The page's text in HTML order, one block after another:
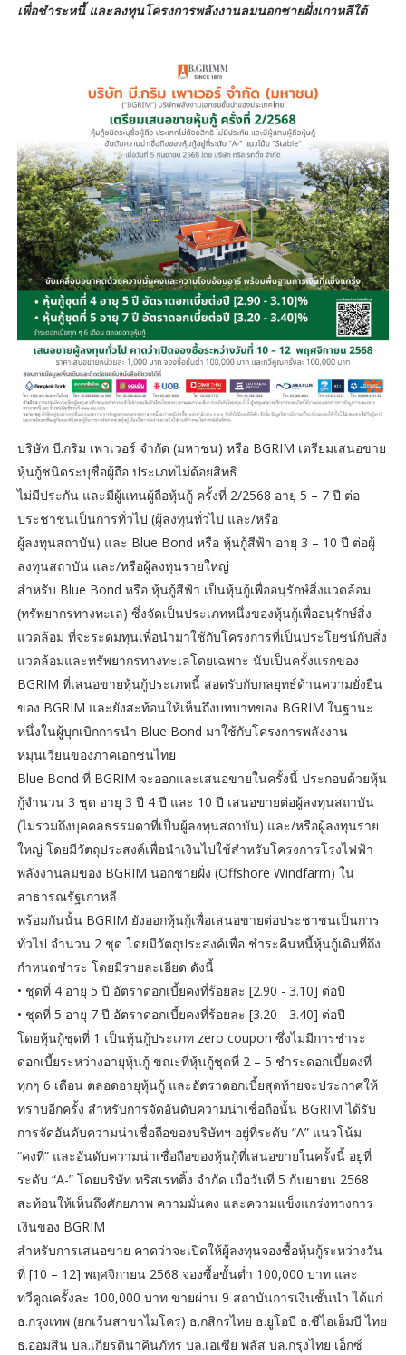
เพื่อชำระหนี้ และลงทุนโครงการพลังงานลมนอกชายฝั่งเกาหลีใต้
บริษัท บี.กริม เพาเวอร์ จำกัด (มหาชน) หรือ BGRIM เตรียมเสนอขาย
หุ้นกู้ชนิดระบุชื่อผู้ถือ ประเภทไม่ด้อยสิทธิ
ไม่มีประกัน และมีผู้แทนผู้ถือหุ้นกู้ ครั้งที่ 2/2568 อายุ 5 – 7 ปี ต่อ
ประชาชนเป็นการทั่วไป (ผู้ลงทุนทั่วไป และ/หรือ
ผู้ลงทุนสถาบัน) และ Blue Bond หรือ หุ้นกู้สีฟ้า อายุ 3 – 10 ปี ต่อผู้
ลงทุนสถาบัน และ/หรือผู้ลงทุนรายใหญ่
สำหรับ Blue Bond หรือ หุ้นกู้สีฟ้า เป็นหุ้นกู้เพื่ออนุรักษ์สิ่งแวดล้อม
(ทรัพยากรทางทะเล) ซึ่งจัดเป็นประเภทหนึ่งของหุ้นกู้เพื่ออนุรักษ์สิ่ง
แวดล้อม ที่จะระดมทุนเพื่อนำมาใช้กับโครงการที่เป็นประโยชน์กับสิ่ง
แวดล้อมและทรัพยากรทางทะเลโดยเฉพาะ นับเป็นครั้งแรกของ
BGRIM ที่เสนอขายหุ้นกู้ประเภทนี้ สอดรับกับกลยุทธ์ด้านความยั่งยืน
ของ BGRIM และยังสะท้อนให้เห็นถึงบทบาทของ BGRIM ในฐานะ
หนึ่งในผู้บุกเบิกการนำ Blue Bond มาใช้กับโครงการพลังงาน
หมุนเวียนของภาคเอกชนไทย
Blue Bond ที่ BGRIM จะออกและเสนอขายในครั้งนี้ ประกอบด้วยหุ้น
กู้จำนวน 3 ชุด อายุ 3 ปี 4 ปี และ 10 ปี เสนอขายต่อผู้ลงทุนสถาบัน
(ไม่รวมถึงบุคคลธรรมดาที่เป็นผู้ลงทุนสถาบัน) และ/หรือผู้ลงทุนราย
ใหญ่ โดยมีวัตถุประสงค์เพื่อนำเงินไปใช้สำหรับโครงการโรงไฟฟ้า
พลังงานลมของ BGRIM นอกชายฝั่ง (Offshore Windfarm) ใน
สาธารณรัฐเกาหลี
พร้อมกันนั้น BGRIM ยังออกหุ้นกู้เพื่อเสนอขายต่อประชาชนเป็นการ
ทั่วไป จำนวน 2 ชุด โดยมีวัตถุประสงค์เพื่อ ชำระคืนหนี้หุ้นกู้เดิมที่ถึง
กำหนดชำระ โดยมีรายละเอียด ดังนี้
• ชุดที่ 4 อายุ 5 ปี อัตราดอกเบี้ยคงที่ร้อยละ [2.90 - 3.10] ต่อปี
• ชุดที่ 5 อายุ 7 ปี อัตราดอกเบี้ยคงที่ร้อยละ [3.20 - 3.40] ต่อปี
โดยหุ้นกู้ชุดที่ 1 เป็นหุ้นกู้ประเภท zero coupon ซึ่งไม่มีการชำระ
ดอกเบี้ยระหว่างอายุหุ้นกู้ ขณะที่หุ้นกู้ชุดที่ 2 – 5 ชำระดอกเบี้ยคงที่
ทุกๆ 6 เดือน ตลอดอายุหุ้นกู้ และอัตราดอกเบี้ยสุดท้ายจะประกาศให้
ทราบอีกครั้ง สำหรับการจัดอันดับความน่าเชื่อถือนั้น BGRIM ได้รับ
การจัดอันดับความน่าเชื่อถือของบริษัทฯ อยู่ที่ระดับ “A” แนวโน้ม
“คงที่” และอันดับความน่าเชื่อถือของหุ้นกู้ที่เสนอขายในครั้งนี้ อยู่ที่
ระดับ “A-” โดยบริษัท ทริสเรทติ้ง จำกัด เมื่อวันที่ 5 กันยายน 2568
สะท้อนให้เห็นถึงศักยภาพ ความมั่นคง และความแข็งแกร่งทางการ
เงินของ BGRIM
สำหรับการเสนอขาย คาดว่าจะเปิดให้ผู้ลงทุนจองซื้อหุ้นกู้ระหว่างวัน
ที่ [10 – 12] พฤศจิกายน 2568 จองซื้อขั้นต่ำ 100,000 บาท และ
ทวีคูณครั้งละ 100,000 บาท ขายผ่าน 9 สถาบันการเงินชั้นนำ ได้แก่
ธ.กรุงเทพ (ยกเว้นสาขาไมโคร) ธ.กสิกรไทย ธ.ยูโอบี ธ.ซีไอเอ็มบี ไทย
ธ.ออมสิน บล.เกียรตินาคินภัทร บล.เอเซีย พลัส บล.กรุงไทย เอ็กซ์